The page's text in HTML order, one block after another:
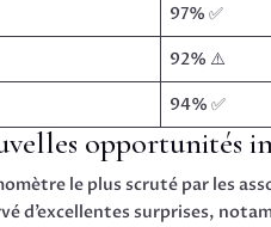
97% ✅
92% ⚠️
94% ✅
opportunités
le plus scruté par les
d’excellentes surprises,